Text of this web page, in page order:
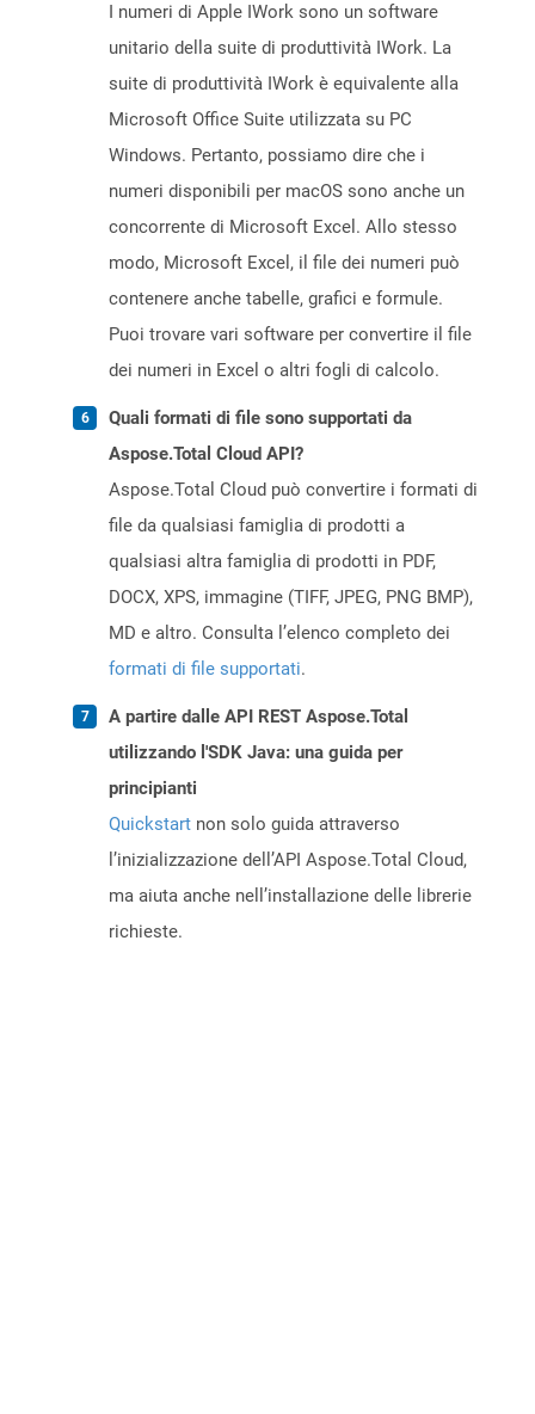
I numeri di Apple IWork sono un software
unitario della suite di produttività IWork. La
suite di produttività IWork è equivalente alla
Microsoft Office Suite utilizzata su PC
Windows. Pertanto, possiamo dire che i
numeri disponibili per macOS sono anche un
concorrente di Microsoft Excel. Allo stesso
modo, Microsoft Excel, il file dei numeri può
contenere anche tabelle, grafici e formule.
Puoi trovare vari software per convertire il file
dei numeri in Excel o altri fogli di calcolo.
Quali formati di file sono supportati da
Aspose.Total Cloud API?
Aspose.Total Cloud può convertire i formati di
file da qualsiasi famiglia di prodotti a
qualsiasi altra famiglia di prodotti in PDF,
DOCX, XPS, immagine (TIFF, JPEG, PNG BMP),
MD e altro. Consulta l’elenco completo dei
formati di file supportati.
A partire dalle API REST Aspose.Total
utilizzando l'SDK Java: una guida per
principianti
Quickstart non solo guida attraverso
l’inizializzazione dell’API Aspose.Total Cloud,
ma aiuta anche nell’installazione delle librerie
richieste.